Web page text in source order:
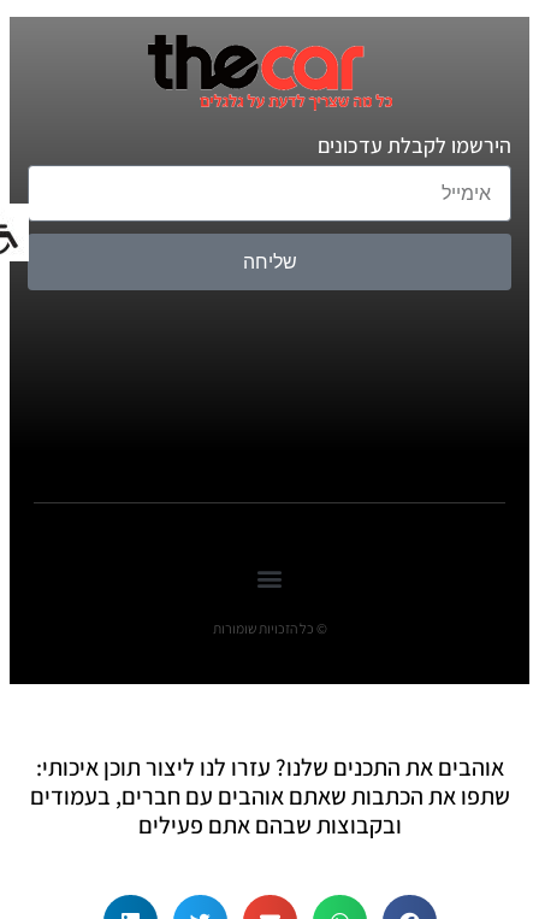
הירשמו לקבלת עדכונים
שליחה
© כל הזכויות שומורות
אוהבים את התכנים שלנו? עזרו לנו ליצור תוכן איכותי:
שתפו את הכתבות שאתם אוהבים עם חברים, בעמודים
ובקבוצות שבהם אתם פעילים